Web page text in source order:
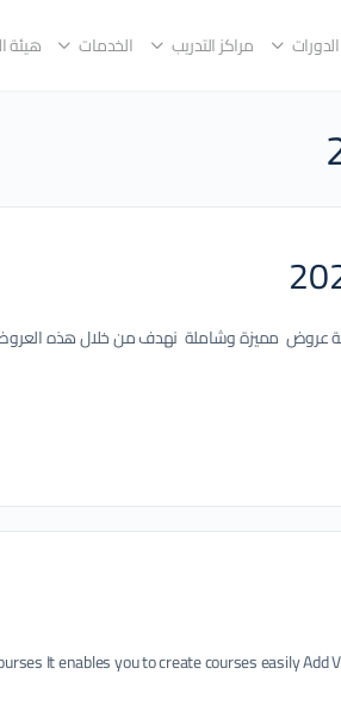
الدورات مراكز التدريب الخدمات هيئة
بأكثر من تسعة عروض مميزة وشاملة نهدف من خلال هذه
It enables you to create courses easily Add